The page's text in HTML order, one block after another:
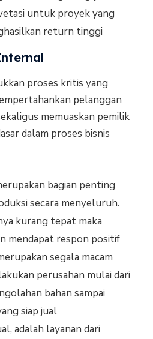
untuk proyek yang
return tinggi
proses kritis yang
pelanggan
memuaskan pemilik
dalam proses bisnis
bagian penting
secara menyeluruh.
kurang tepat maka
mendapat respon positif
segala macam
perusahan mulai dari
bahan sampai
siap jual
adalah layanan dari